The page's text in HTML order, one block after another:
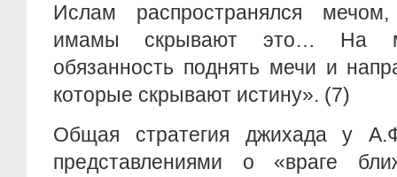
Ислам распространялся
имамы скрывают это… На
обязанность поднять мечи и
которые скрывают истину». (7)
Общая стратегия джихада у
представлениями о «враге